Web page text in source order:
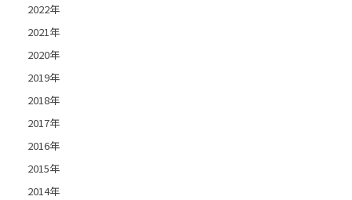
2022年
2021年
2020年
2019年
2018年
2017年
2016年
2015年
2014年